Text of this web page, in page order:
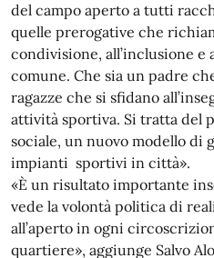
del campo aperto a tutti
quelle prerogative che
condivisione, all’inclusione e
comune. Che sia un padre
ragazze che si sfidano
attività sportiva. Si tratta del
sociale, un nuovo modello di
impianti sportivi in città».
«È un risultato importante
vede la volontà politica di
all’aperto in ogni
quartiere», aggiunge Salvo